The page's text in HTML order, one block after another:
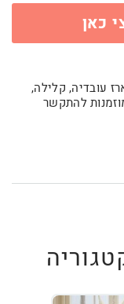
כאן
עובדיה, קלילה,